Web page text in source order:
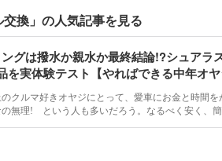
交換」の人気記事を見る
グは撥水か親水か最終結論!?シュアラ
を実体験テスト【やればできる中年オ
クルマ好きオヤジにとって、愛車にお金と時間を
の無理! という人も多いだろう。なるべく安く、